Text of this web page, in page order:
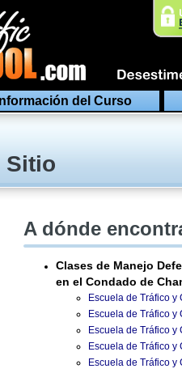
Información del Curso
Sitio
A dónde
Clases de Manejo
en el Condado de
Escuela de Tráfico
Escuela de Tráfico
Escuela de Tráfico
Escuela de Tráfico
Escuela de Tráfico y